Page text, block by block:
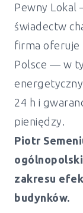
Pewny Lokal
świadectw
firma oferuje
Polsce — w
24 h i
pieniędzy.
Piotr
zakresu
budynków.
Świadectwo